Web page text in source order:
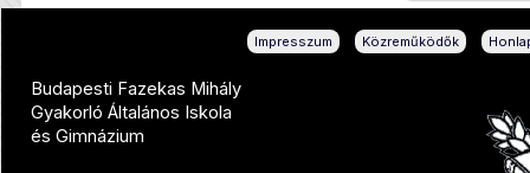
Impresszum Közreműködők
Budapesti Fazekas Mihály
Gyakorló Általános Iskola
és Gimnázium